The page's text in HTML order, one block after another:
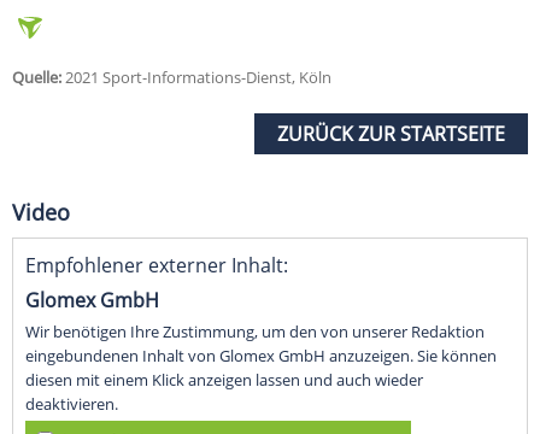
Quelle:2021 Sport-Informations-Dienst, Köln
ZURÜCK ZUR STARTSEITE
Video
Empfohlener externer Inhalt:
Glomex GmbH
Wir benötigen Ihre Zustimmung, um den von unserer Redaktion
eingebundenen Inhalt von Glomex GmbH anzuzeigen. Sie können
diesen mit einem Klick anzeigen lassen und auch wieder
deaktivieren.